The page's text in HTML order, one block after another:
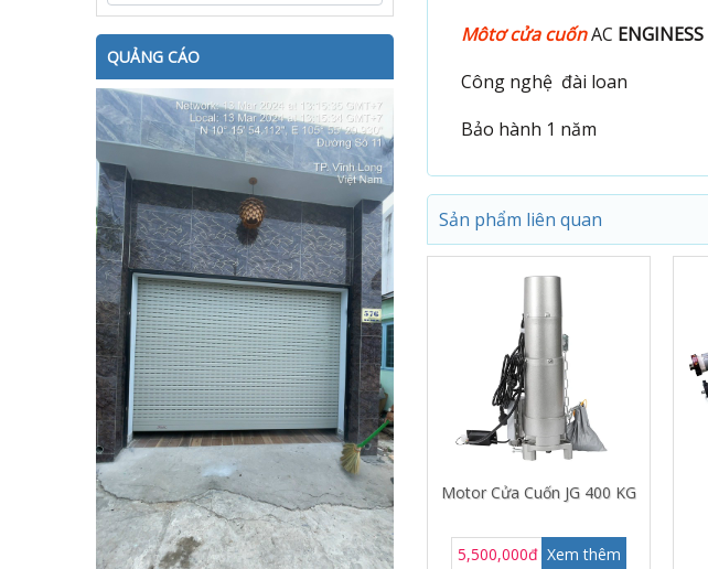
QUẢNG CÁO
Môtơ cửa cuốnAC ENGINESS
Công nghệ đài loan
Bảo hành 1 năm
Sản phẩm liên quan
Motor Cửa Cuốn JG 400 KG
5,500,000đ Xem thêm